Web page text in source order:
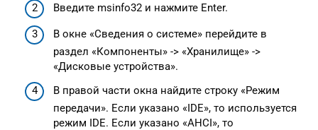
Введите msinfo32 и нажмите Enter.
В окне «Сведения о системе» перейдите в
раздел «Компоненты» -> «Хранилище» ->
«Дисковые устройства».
В правой части окна найдите строку «Режим
передачи». Если указано «IDE», то используется
режим IDE. Если указано «AHCI», то